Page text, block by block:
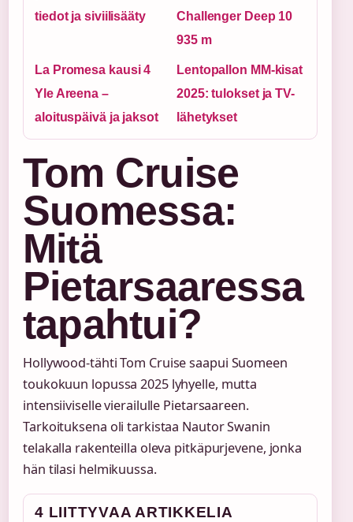
tiedot ja siviilisääty
Challenger Deep 10
935 m
La Promesa kausi 4
Yle Areena –
aloituspäivä ja jaksot
Lentopallon MM-kisat
2025: tulokset ja TV-
lähetykset
Tom Cruise
Suomessa:
Mitä
Pietarsaaressa
tapahtui?
Hollywood-tähti Tom Cruise saapui Suomeen
toukokuun lopussa 2025 lyhyelle, mutta
intensiiviselle vierailulle Pietarsaareen.
Tarkoituksena oli tarkistaa Nautor Swanin
telakalla rakenteilla oleva pitkäpurjevene, jonka
hän tilasi helmikuussa.
4 LIITTYVAA ARTIKKELIA